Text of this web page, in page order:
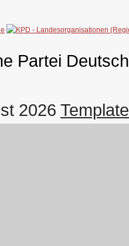
Partei
2026